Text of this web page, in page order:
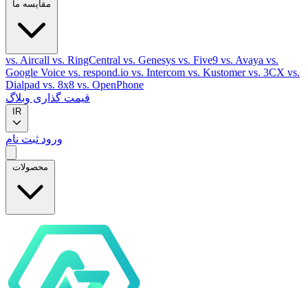
vs. Aircall vs. RingCentral vs. Genesys vs. Five9 vs. Avaya vs.
Google Voice vs. respond.io vs. Intercom vs. Kustomervs. 3CX vs.
Dialpad vs. 8x8 vs. OpenPhone
قیمت گذاری وبلاگ
IR
ورود ثبت نام
محصولات